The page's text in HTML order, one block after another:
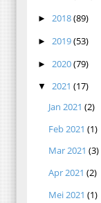
► 2018(89)
► 2019(53)
► 2020(79)
▼ 2021 (17)
Jan 2021 (2)
Feb 2021 (1)
Mar 2021 (3)
Apr 2021 (2)
Mei 2021 (1)